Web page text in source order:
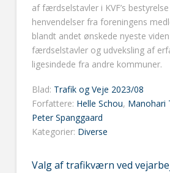
af færdselstavler i KVF’s
henvendelser fra foreningens
blandt andet ønskede nyeste
færdselstavler og udveksling af
ligesindede fra andre kommuner.
Blad: Trafik og Veje 2023/08
Forfattere: Helle Schou, Manohari
Peter Spanggaard
Kategorier: Diverse
Valg af trafikværn ved